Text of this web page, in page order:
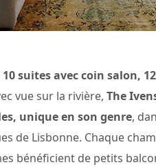
suites avec coin salon,
vue sur la rivière, The
unique en son genre,
de Lisbonne. Chaque
bénéficient de petits